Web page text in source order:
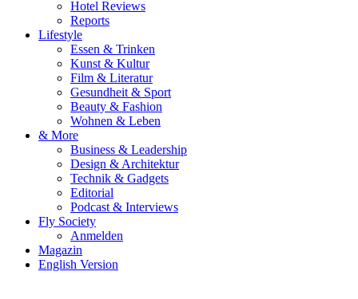
Hotel Reviews
Reports
Lifestyle
Essen & Trinken
Kunst & Kultur
Film & Literatur
Gesundheit & Sport
Beauty & Fashion
Wohnen & Leben
& More
Business & Leadership
Design & Architektur
Technik & Gadgets
Editorial
Podcast & Interviews
Fly Society
Anmelden
Magazin
English Version